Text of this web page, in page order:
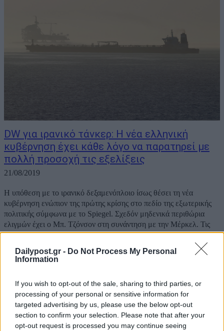
Dailypost.gr - Do Not Process My Personal
Information
If you wish to opt-out of the sale, sharing to third parties, or
processing of your personal or sensitive information for
targeted advertising by us, please use the below opt-out
section to confirm your selection. Please note that after your
opt-out request is processed you may continue seeing
DW για ιρανικό τάνκερ: Η νέα ελληνική
κυβέρνηση έχει κάθε λόγο να παρατηρεί με
πολλή προσοχή τις εξελίξεις
21/08/2019
Η υπόθεση με το ιρανικό δεξαμενόπλοιο ίσως θέσει τη νέα
κυβέρνηση ενώπιον της πρώτης κρίσης στο πεδίο της εξωτερικής
πολιτικής σύμφωνα με το Spiegel. Σχεδόν μηδενικά περιθώρια
ελιγμών έχει ο Μπ. Τζόνσον στη συνάντηση με την Μέρκελ. Τις
πολιτικές διαστάσεις του...